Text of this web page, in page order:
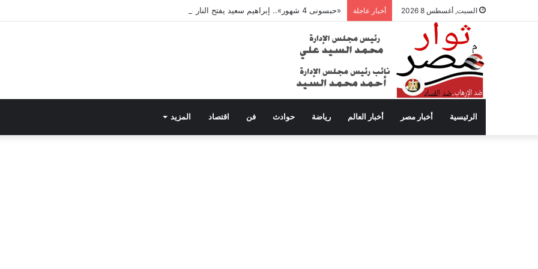
السبت, أغسطس 8 2026 أخبار عاجلة «حبسونى 4 شهور».. إبراهيم سعيد يفتح النار على ابنتيه: والله ما مسامحكم
الرئيسية أخبار مصر أخبار العالم رياضة حوادث فن اقتصاد المزيد